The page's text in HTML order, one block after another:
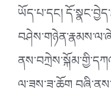
ཡོད་པ་དང།